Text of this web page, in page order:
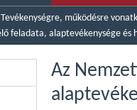
Tevékenységre, működésre
feladata, alaptevékenysége és
Az